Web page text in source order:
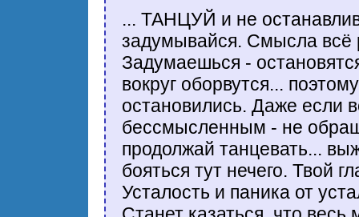
... ТАНЦУЙ и не
задумывайся. Смысла всё
Задумаешься -
вокруг оборвутся...
остановились. Даже если
бессмысленным - не
продолжай танцевать...
бояться тут нечего. Твой
Усталость и паника от